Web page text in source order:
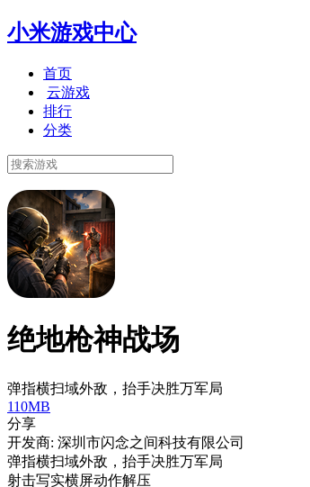
小米游戏中心
首页
云游戏
排行
分类
绝地枪神战场
弹指横扫域外敌，抬手决胜万军局
110MB
分享
开发商: 深圳市闪念之间科技有限公司
弹指横扫域外敌，抬手决胜万军局
射击写实横屏动作解压